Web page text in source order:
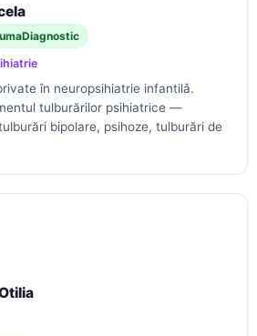
în neuropsihiatrie infantilǎ.
tulburărilor psihiatrice —
bipolare, psihoze, tulburări de